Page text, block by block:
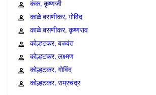
कंक, कृष्णजी
काळे बसणीकर, गोविंद
काळे बसणीकर, कृष्णराव
कोल्हटकर, बळवंत
कोल्हटकर, लक्ष्मण
कोल्हटकर, गोविंद
कोल्हटकर, राम्रचंद्र